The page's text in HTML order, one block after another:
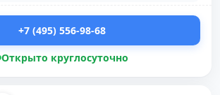
+7 (495) 556-98-68
Открыто круглосуточно